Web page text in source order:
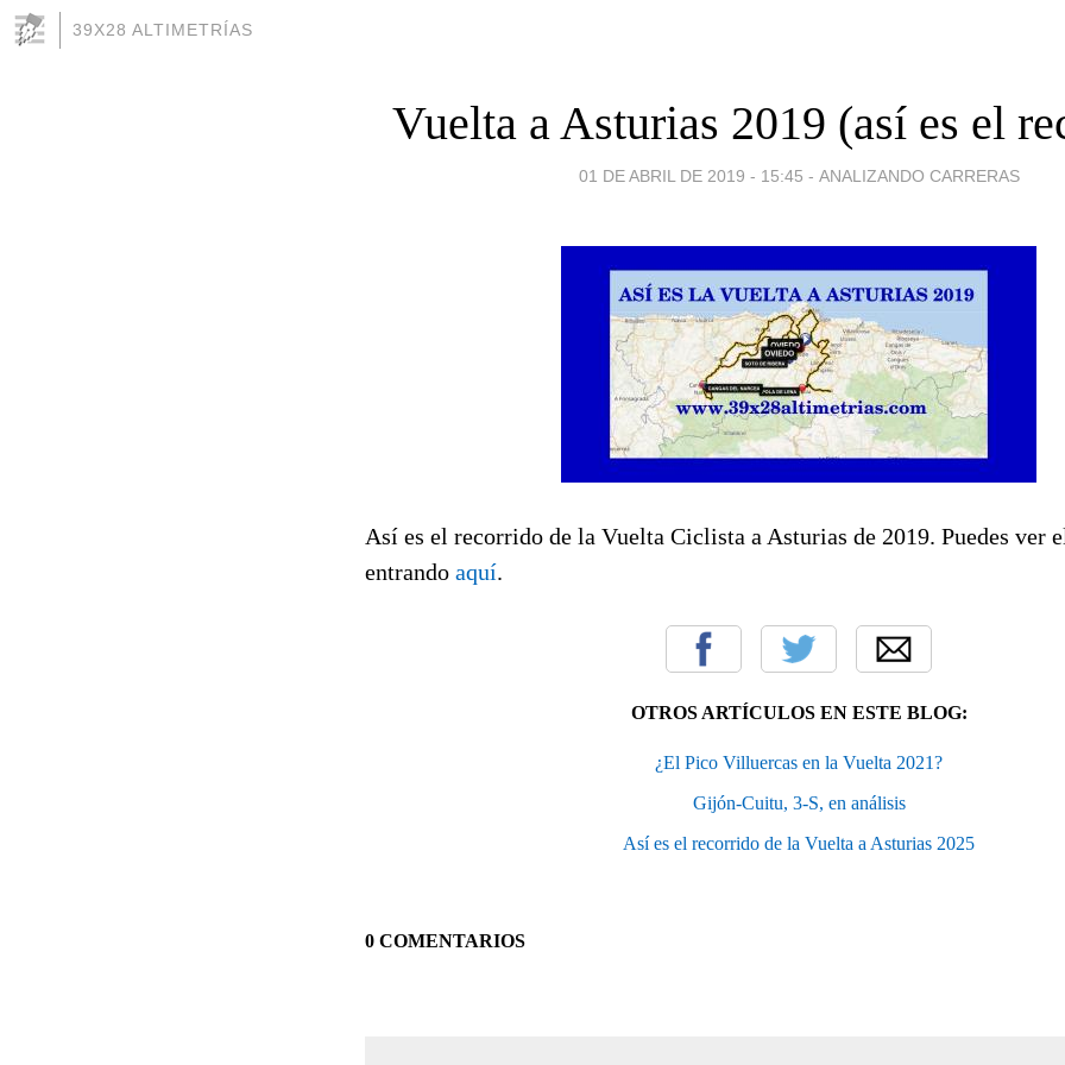
39X28 ALTIMETRÍAS
Vuelta a Asturias 2019 (así es el
01 DE ABRIL DE 2019 - 15:45 - ANALIZANDO CARRERAS
Así es el recorrido de la Vuelta Ciclista a Asturias de 2019. Puedes ver
entrando aquí.
OTROS ARTÍCULOS EN ESTE BLOG:
¿El Pico Villuercas en la Vuelta 2021?
Gijón-Cuitu, 3-S, en análisis
Así es el recorrido de la Vuelta a Asturias 2025
0 COMENTARIOS